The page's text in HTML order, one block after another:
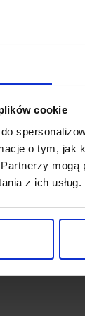
cookie
o tym, jak
mogą
z ich usług.